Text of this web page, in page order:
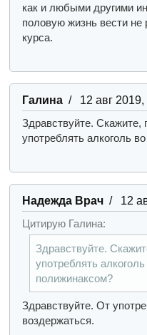
как и любыми другими
половую жизнь вести не
курса.
Галина/ 12 авг 2019,
Здравствуйте.
употреблять алкоголь
Надежда Врач/ 12
Цитирую Галина:
Здравствуйте.
употреблять
полижинаксом?
Здравствуйте.От
воздержаться.